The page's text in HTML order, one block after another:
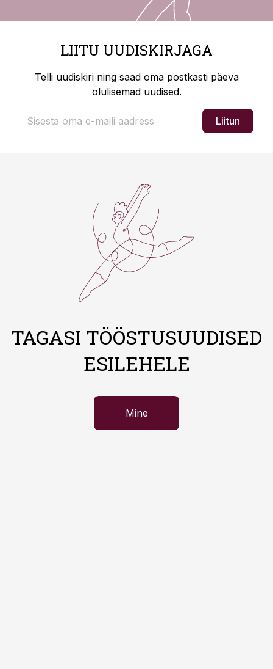
LIITU UUDISKIRJAGA
Telli uudiskiri ning saad oma postkasti päeva
olulisemad uudised.
Liitun
TAGASI TÖÖSTUSUUDISED
ESILEHELE
Mine